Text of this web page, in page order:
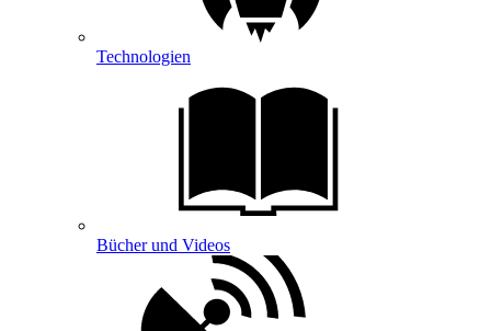
Technologien
Bücher und Videos